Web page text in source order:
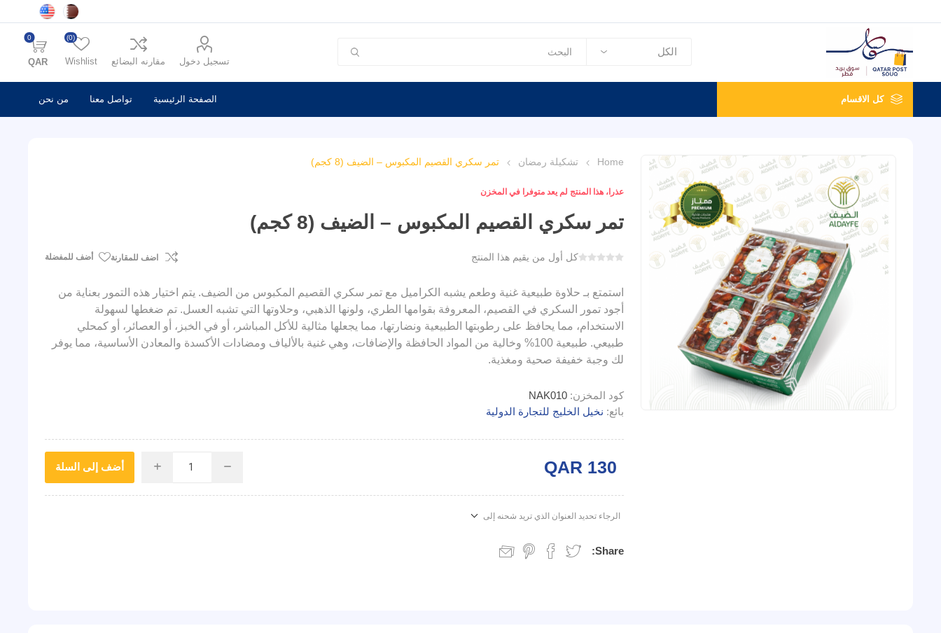
تسجيل دخول مقارنه البضائع Wishlist
(0)
0
QAR
كل الاقسام الصفحة الرئيسية تواصل معنا من نحن
Home تشكيلة رمضان تمر سكري القصيم المكبوس – الضيف (8 كجم)
عذرا، هذا المنتج لم يعد متوفرا في المخزن
تمر سكري القصيم المكبوس – الضيف (8 كجم)
كل أول من يقيم هذا المنتج اضف للمقارنة أضف للمفضلة
استمتع بـ حلاوة طبيعية غنية وطعم يشبه الكراميل مع تمر سكري القصيم المكبوس من الضيف. يتم اختيار هذه التمور بعناية من
أجود تمور السكري في القصيم، المعروفة بقوامها الطري، ولونها الذهبي، وحلاوتها التي تشبه العسل. تم ضغطها لسهولة
الاستخدام، مما يحافظ على رطوبتها الطبيعية ونضارتها، مما يجعلها مثالية للأكل المباشر، أو في الخبز، أو العصائر، أو كمحلي
طبيعي. طبيعية 100% وخالية من المواد الحافظة والإضافات، وهي غنية بالألياف ومضادات الأكسدة والمعادن الأساسية، مما يوفر
لك وجبة خفيفة صحية ومغذية.
كود المخزن: NAK010
بائع: نخيل الخليج للتجارة الدولية
QAR 130
i h أضف إلى السلة
الرجاء تحديد العنوان الذي تريد شحنه إلى
Share: